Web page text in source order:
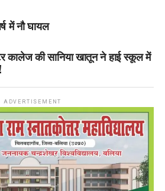
में नौ घायल
कालेज की सानिया खातून ने हाई स्कूल में
ADVERTISEMENT